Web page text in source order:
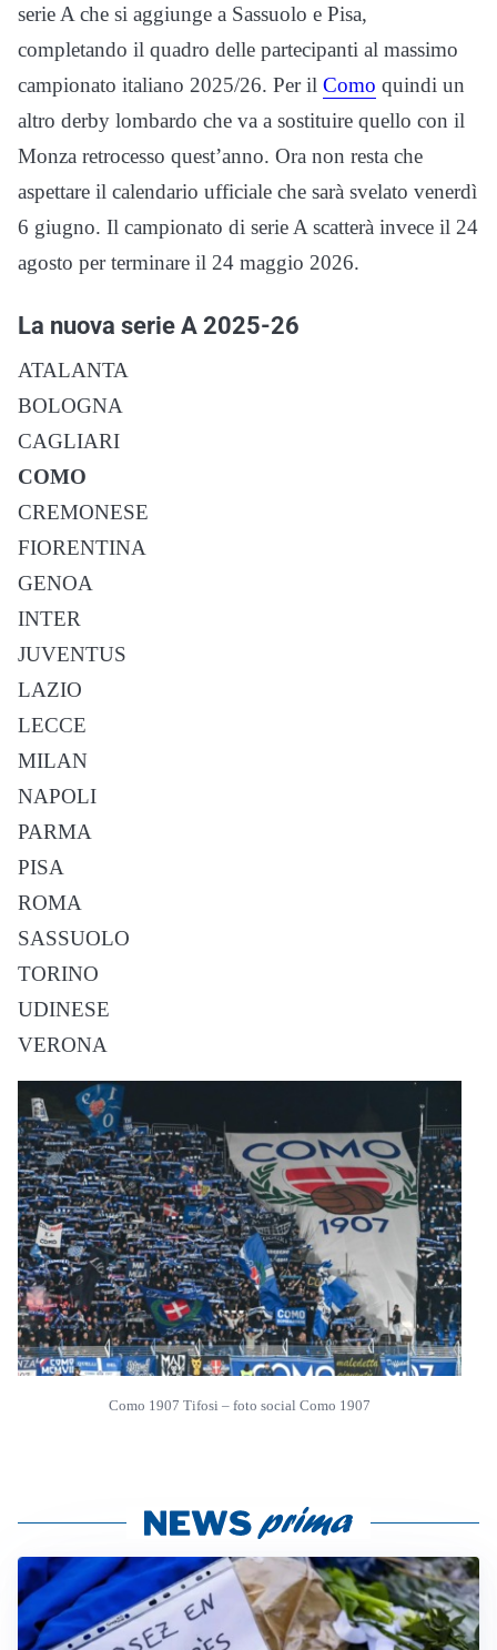
serie A che si aggiunge a Sassuolo e Pisa,
completando il quadro delle partecipanti al massimo
campionato italiano 2025/26. Per il Como quindi un
altro derby lombardo che va a sostituire quello con il
Monza retrocesso quest’anno. Ora non resta che
aspettare il calendario ufficiale che sarà svelato venerdì
6 giugno. Il campionato di serie A scatterà invece il 24
agosto per terminare il 24 maggio 2026.
La nuova serie A 2025-26
ATALANTA
BOLOGNA
CAGLIARI
COMO
CREMONESE
FIORENTINA
GENOA
INTER
JUVENTUS
LAZIO
LECCE
MILAN
NAPOLI
PARMA
PISA
ROMA
SASSUOLO
TORINO
UDINESE
VERONA
Como 1907 Tifosi – foto social Como 1907